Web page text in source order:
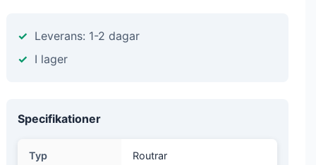
Leverans: 1-2 dagar
I lager
Specifikationer
Typ Routrar